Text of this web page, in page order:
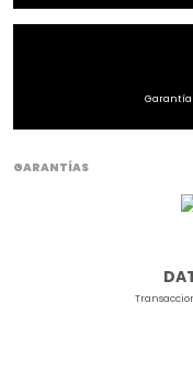
Garantía
GARANTÍAS